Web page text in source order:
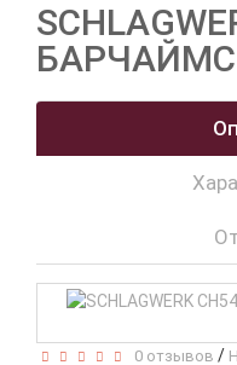
БАРЧАЙМС
0 отзывов /